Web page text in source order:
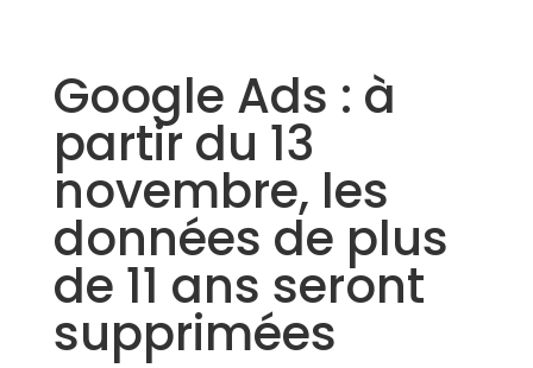
Google Ads : à
partir du 13
novembre, les
données de plus
de 11 ans seront
supprimées